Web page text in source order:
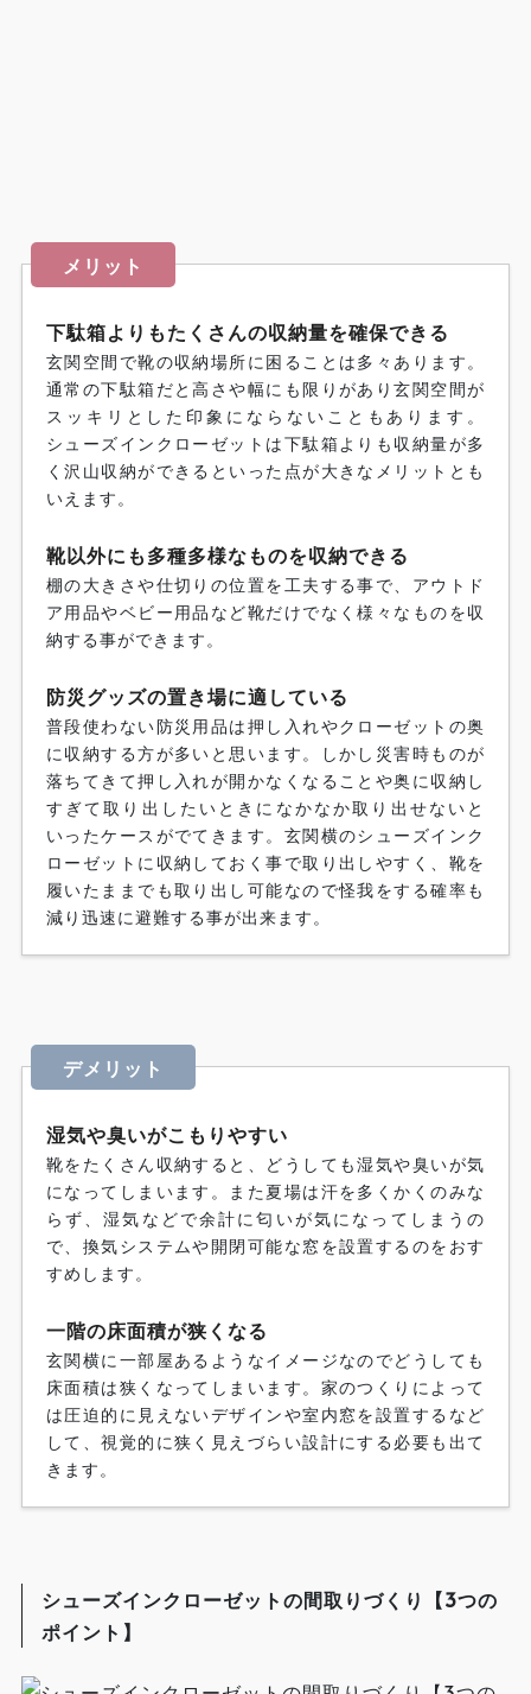
メリット
下駄箱よりもたくさんの収納量を確保できる
玄関空間で靴の収納場所に困ることは多々あります。
通常の下駄箱だと高さや幅にも限りがあり玄関空間が
スッキリとした印象にならないこともあります。
シューズインクローゼットは下駄箱よりも収納量が多
く沢山収納ができるといった点が大きなメリットとも
いえます。
靴以外にも多種多様なものを収納できる
棚の大きさや仕切りの位置を工夫する事で、アウトド
ア用品やベビー用品など靴だけでなく様々なものを収
納する事ができます。
防災グッズの置き場に適している
普段使わない防災用品は押し入れやクローゼットの奥
に収納する方が多いと思います。しかし災害時ものが
落ちてきて押し入れが開かなくなることや奥に収納し
すぎて取り出したいときになかなか取り出せないと
いったケースがでてきます。玄関横のシューズインク
ローゼットに収納しておく事で取り出しやすく、靴を
履いたままでも取り出し可能なので怪我をする確率も
減り迅速に避難する事が出来ます。
デメリット
湿気や臭いがこもりやすい
靴をたくさん収納すると、どうしても湿気や臭いが気
になってしまいます。また夏場は汗を多くかくのみな
らず、湿気などで余計に匂いが気になってしまうの
で、換気システムや開閉可能な窓を設置するのをおす
すめします。
一階の床面積が狭くなる
玄関横に一部屋あるようなイメージなのでどうしても
床面積は狭くなってしまいます。家のつくりによって
は圧迫的に見えないデザインや室内窓を設置するなど
して、視覚的に狭く見えづらい設計にする必要も出て
きます。
シューズインクローゼットの間取りづくり【3つの
ポイント】